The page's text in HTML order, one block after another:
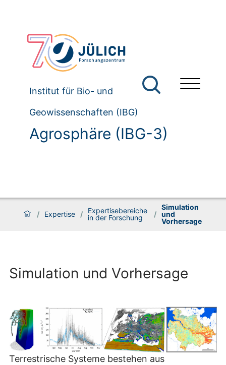
Institut für Bio- und
Geowissenschaften (IBG)
Agrosphäre (IBG-3)
/ Expertise /
Expertisebereiche
in der Forschung
/
Simulation
und
Vorhersage
Simulation und Vorhersage
Terrestrische Systeme bestehen aus